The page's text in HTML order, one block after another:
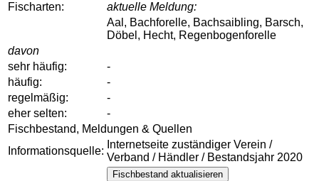
Fischarten:
aktuelle Meldung:
Aal, Bachforelle, Bachsaibling, Barsch,
Döbel, Hecht, Regenbogenforelle
davon
sehr häufig:
-
häufig:
-
regelmäßig:
-
eher selten:
-
Fischbestand, Meldungen & Quellen
Informationsquelle:
Internetseite zuständiger Verein /
Verband / Händler / Bestandsjahr 2020
Fischbestand aktualisieren